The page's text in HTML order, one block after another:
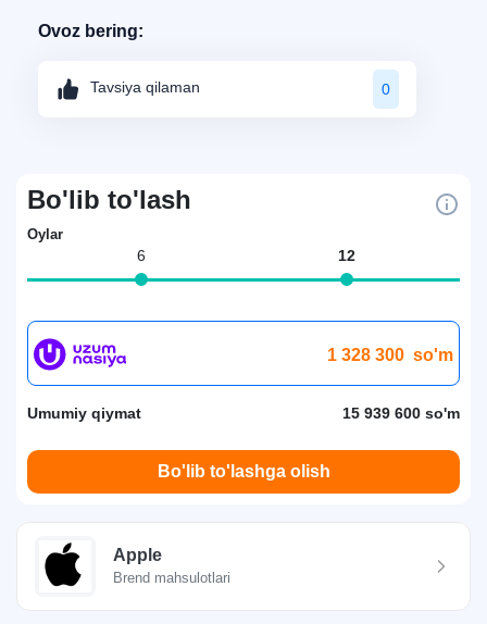
Ovoz bering:
Tavsiya qilaman 0
Bo'lib to'lash
Oylar
6 12
1 328 300 so'm
Umumiy qiymat 15 939 600 so'm
Bo'lib to'lashga olish
Apple
Brend mahsulotlari